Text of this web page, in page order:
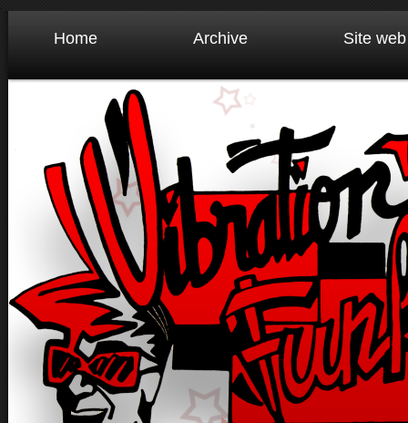
Home Archive Site web